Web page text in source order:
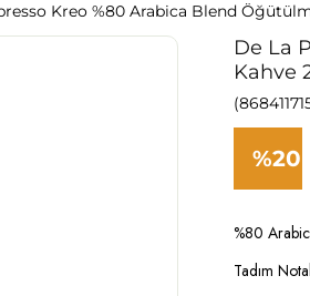
Kreo %80 Arabica Blend
De La
Kahve
%20
İndirim
%80
Tadım